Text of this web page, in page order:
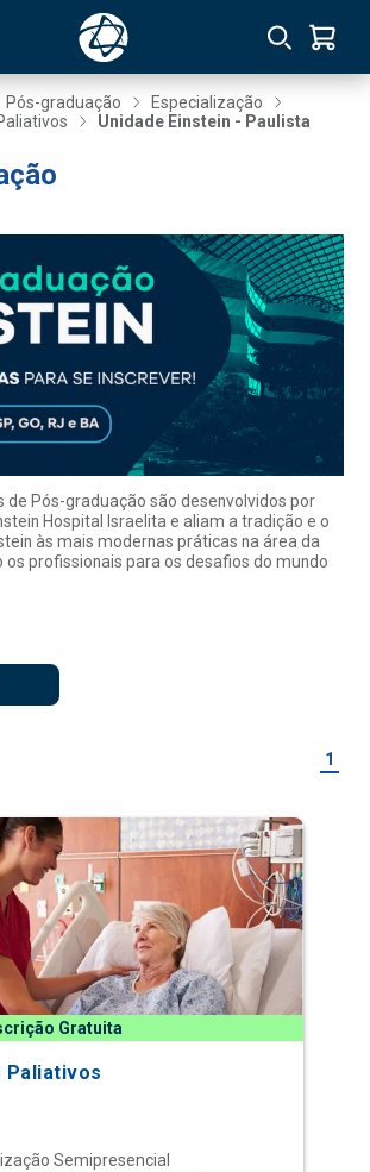
Pós-graduação
Especialização
Unidade Einstein - Paulista
de Pós-graduação são desenvolvidos por
Hospital Israelita e aliam a tradição e o
às mais modernas práticas na área da
os profissionais para os desafios do mundo
1
Gratuita
Paliativos
Semipresencial